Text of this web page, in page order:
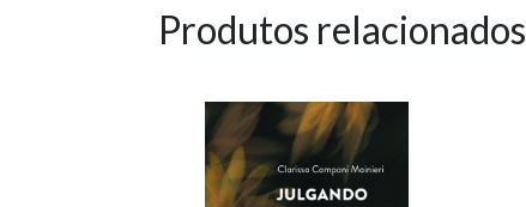
Produtos relacionados